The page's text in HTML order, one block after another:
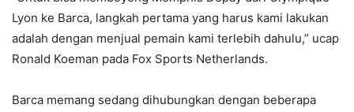
Lyon ke Barca, langkah pertama yang harus kami lakukan
adalah dengan menjual pemain kami terlebih dahulu,” ucap
Ronald Koeman pada Fox Sports Netherlands.
Barca memang sedang dihubungkan dengan beberapa